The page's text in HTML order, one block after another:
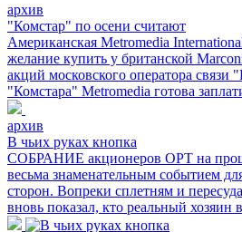
архив
"Комстар" по осени считают
Американская Metromedia
желание купить у британской
акций московского оператора связи
"Комстара" Metromedia готова
архив
В чьих руках кнопка
СОБРАНИЕ акционеров ОРТ на
весьма знаменательным событием
сторон. Вопреки сплетням и
вновь показал, кто реальный хозяин